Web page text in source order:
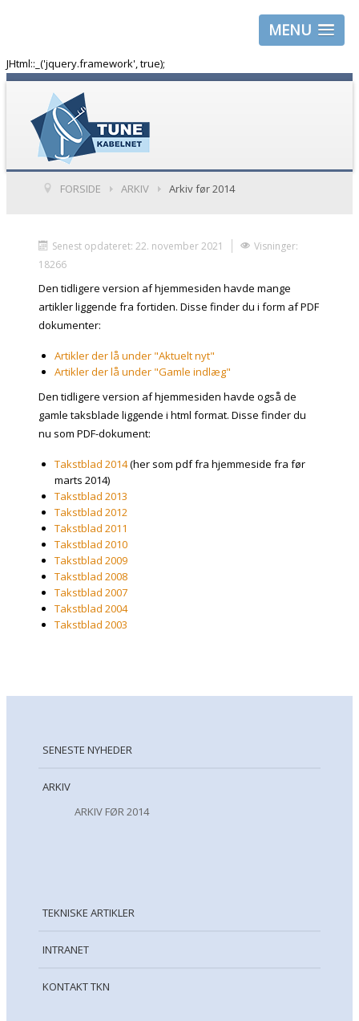
MENU
JHtml::_('jquery.framework', true);
FORSIDE ARKIV Arkiv før 2014
Senest opdateret: 22. november 2021
Visninger:
18266
Den tidligere version af hjemmesiden havde mange
artikler liggende fra fortiden. Disse finder du i form af PDF
dokumenter:
Artikler der lå under "Aktuelt nyt"
Artikler der lå under "Gamle indlæg"
Den tidligere version af hjemmesiden havde også de
gamle taksblade liggende i html format. Disse finder du
nu som PDF-dokument:
Takstblad 2014(her som pdf fra hjemmeside fra før
marts 2014)
Takstblad 2013
Takstblad 2012
Takstblad 2011
Takstblad 2010
Takstblad 2009
Takstblad 2008
Takstblad 2007
Takstblad 2004
Takstblad 2003
SENESTE NYHEDER
ARKIV
ARKIV FØR 2014
TEKNISKE ARTIKLER
INTRANET
KONTAKT TKN